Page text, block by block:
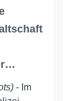
- Im